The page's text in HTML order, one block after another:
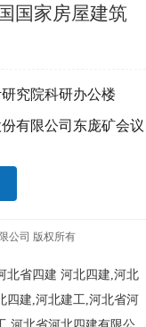
国家房屋建筑
究院科研办公楼
有限公司东庞矿会议
公司 版权所有
北省四建 河北四建,河北
四建,河北建工,河北省河